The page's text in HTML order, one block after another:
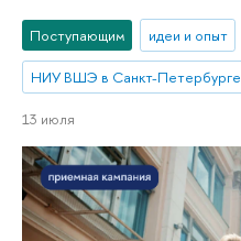
Поступающим идеи и опыт
НИУ ВШЭ в Санкт-Петербурге
13 июля